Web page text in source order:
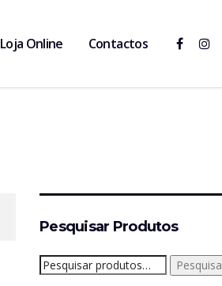
Loja Online Contactos
Pesquisar Produtos
Pesquisar
por:
Pesquisa